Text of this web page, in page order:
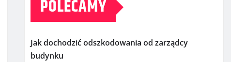
POLECAMY
Jak dochodzić odszkodowania od zarządcy
budynku